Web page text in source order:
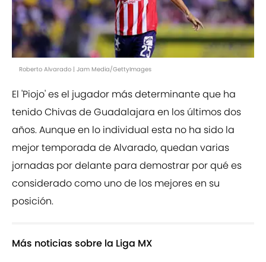
Roberto Alvarado | Jam Media/GettyImages
El 'Piojo' es el jugador más determinante que ha
tenido Chivas de Guadalajara en los últimos dos
años. Aunque en lo individual esta no ha sido la
mejor temporada de Alvarado, quedan varias
jornadas por delante para demostrar por qué es
considerado como uno de los mejores en su
posición.
Más noticias sobre la Liga MX